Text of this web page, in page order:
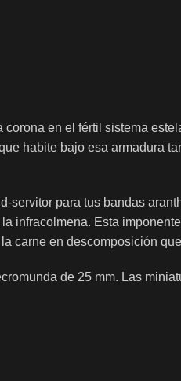
en el fértil sistema
habite bajo esa armadura
para tus bandas
infracolmena. Esta
carne en descomposición
de 25 mm. Las